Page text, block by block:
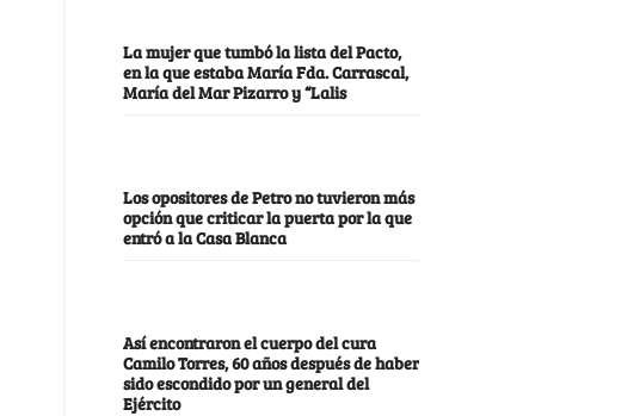
La mujer que tumbó la lista del Pacto,
en la que estaba María Fda. Carrascal,
María del Mar Pizarro y “Lalis
Los opositores de Petro no tuvieron más
opción que criticar la puerta por la que
entró a la Casa Blanca
Así encontraron el cuerpo del cura
Camilo Torres, 60 años después de haber
sido escondido por un general del
Ejército